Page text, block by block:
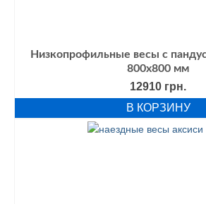
Низкопрофильные весы с
800х800 мм
12910 грн.
В КОРЗИНУ